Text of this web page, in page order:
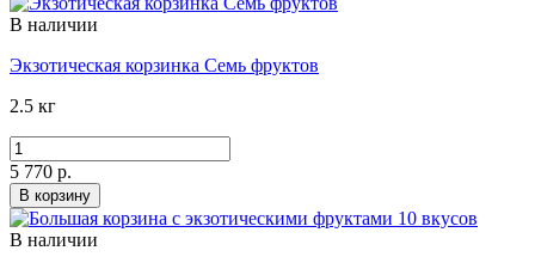
В наличии
Экзотическая корзинка Семь фруктов
2.5 кг
5 770 р.
В корзину
В наличии